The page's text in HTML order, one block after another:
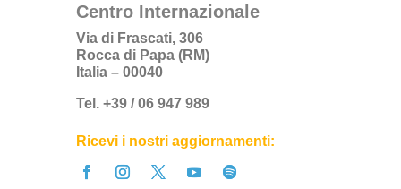
Centro Internazionale
Via di Frascati, 306
Rocca di Papa (RM)
Italia – 00040
Tel. +39 / 06 947 989
Ricevi i nostri aggiornamenti: